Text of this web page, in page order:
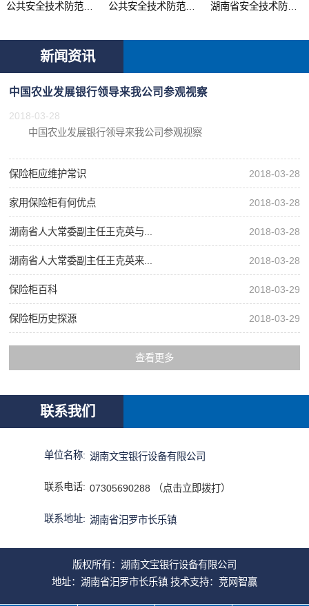
公共安全技术防范产品... 公共安全技术防范系统... 湖南省安全技术防范行...
新闻资讯
中国农业发展银行领导来我公司参观视察
2018-03-28
中国农业发展银行领导来我公司参观视察
保险柜应维护常识 2018-03-28
家用保险柜有何优点 2018-03-28
湖南省人大常委副主任王克英与... 2018-03-28
湖南省人大常委副主任王克英来... 2018-03-28
保险柜百科 2018-03-29
保险柜历史探源 2018-03-29
查看更多
联系我们
单位名称: 湖南文宝银行设备有限公司
联系电话: 07305690288 （点击立即拨打）
联系地址: 湖南省汨罗市长乐镇
版权所有：湖南文宝银行设备有限公司
地址：湖南省汨罗市长乐镇 技术支持： 竞网智赢